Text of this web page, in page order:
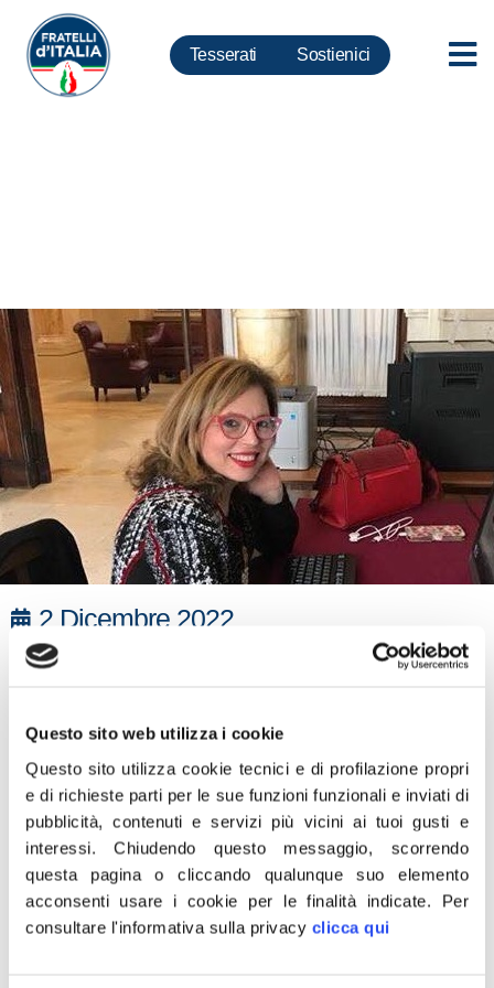
Questo sito web utilizza i cookie
Questo sito utilizza cookie tecnici e di profilazione propri
e di richieste parti per le sue funzioni funzionali e inviati di
pubblicità, contenuti e servizi più vicini ai tuoi gusti e
interessi.Chiudendo questo messaggio, scorrendo
questa pagina o cliccando qualunque suo elemento
acconsenti usare i cookie per le finalità indicate. Per
consultare l'informativa sulla privacy clicca qui
Tesserati Sostienici
2 Dicembre 2022
“La tutela della salute è un diritto fondamentale dei
servizio sanitario siciliano. Bisogna restituire
soprattutto tutelare quei territori che durante la pandemia
hanno pagato il prezzo più alto e sofferto
dell’azzeramento dei servizi di assistenza territoriali
dovuto alla trasformazione degli ospedali in Covid
Hospital. Bisogna restituire i presidi ospedalieri alle loro
funzioni e ritornare a garantire la salute dei cittadini